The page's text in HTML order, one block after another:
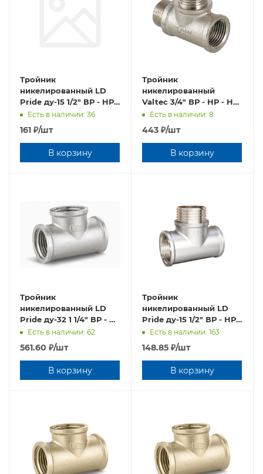
Тройник
никелированный LD
Pride ду-15 1/2" ВР - НР -
НР С БИРКОЙ (36 шт/
Есть в наличии: 36
161 ₽/шт
В корзину
Тройник
никелированный
Valtec 3/4" ВР - НР - НР
VTr.133.N.0005
Есть в наличии: 8
443 ₽/шт
В корзину
Тройник
никелированный LD
Pride ду-32 1 1/4" ВР - ВР
- ВР (8шт/уп)
Есть в наличии: 62
561.60 ₽/шт
В корзину
Тройник
никелированный LD
Pride ду-15 1/2" ВР - НР -
ВР (36 шт/уп)
Есть в наличии: 163
148.85 ₽/шт
В корзину